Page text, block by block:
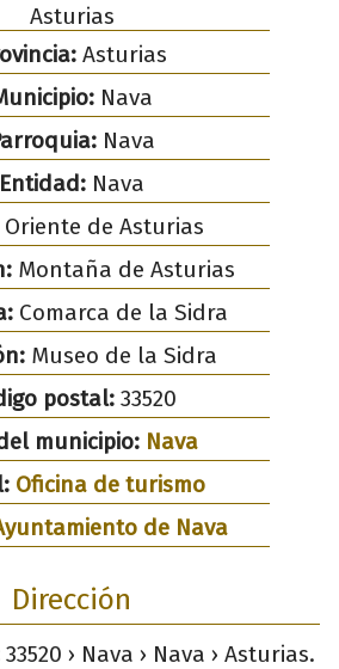
Asturias
Asturias
Nava
Nava
Entidad: Nava
de Asturias
Montaña de Asturias
Comarca de la Sidra
Museo de la Sidra
postal: 33520
municipio: Nava
Oficina de turismo
de Nava
Dirección
33520 › Nava › Nava › Asturias.